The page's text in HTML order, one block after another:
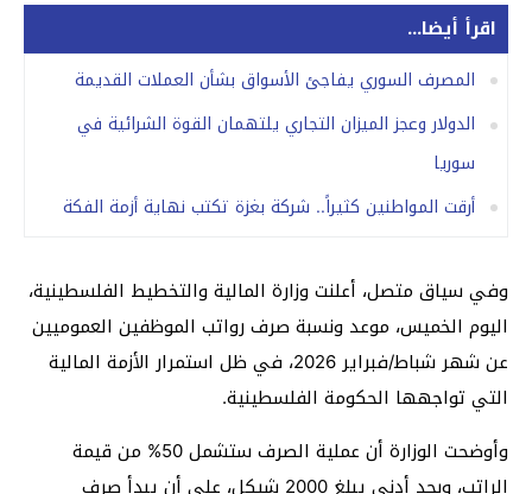
اقرأ أيضا...
المصرف السوري يفاجئ الأسواق بشأن العملات القديمة
الدولار وعجز الميزان التجاري يلتهمان القوة الشرائية في
سوريا
أرقت المواطنين كثيراً.. شركة بغزة تكتب نهاية أزمة الفكة
وفي سياق متصل، أعلنت وزارة المالية والتخطيط الفلسطينية،
اليوم الخميس، موعد ونسبة صرف رواتب الموظفين العموميين
عن شهر شباط/فبراير 2026، في ظل استمرار الأزمة المالية
التي تواجهها الحكومة الفلسطينية.
وأوضحت الوزارة أن عملية الصرف ستشمل 50% من قيمة
الراتب، وبحد أدنى يبلغ 2000 شيكل، على أن يبدأ صرف